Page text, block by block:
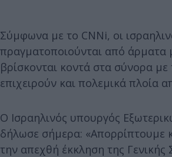
Σύμφωνα με το CNNi, οι
πραγματοποιούνται από άρματα
βρίσκονται κοντά στα σύνορα
επιχειρούν και πολεμικά πλοία
Ο Ισραηλινός υπουργός
δήλωσε σήμερα: «Απορρίπτουμε
την απεχθή έκκληση της Γενικής